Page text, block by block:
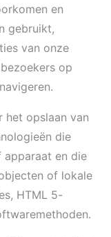
en
gebruikt,
van onze
op
het opslaan van
die
en die
of lokale
HTML 5-